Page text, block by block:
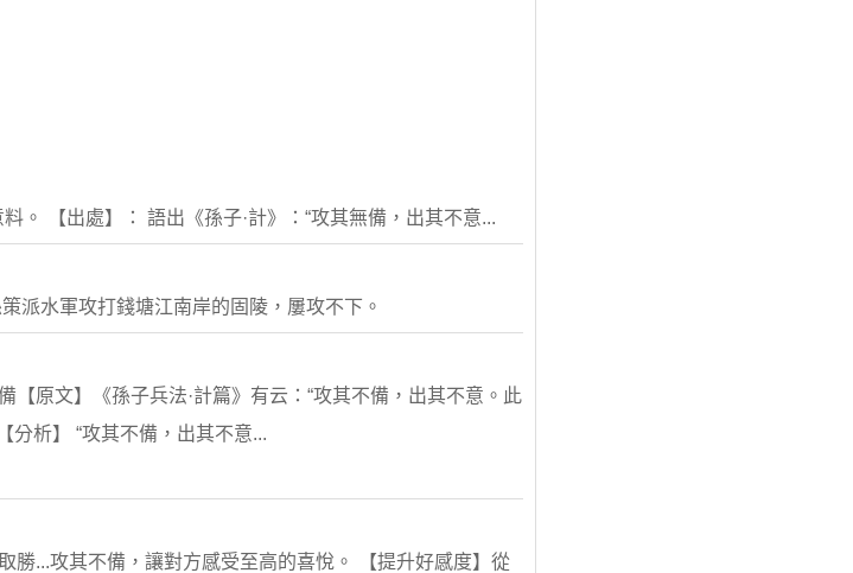
。 【出處】： 語出《孫子·計》：“攻其無備，出其不意...
派水軍攻打錢塘江南岸的固陵，屢攻不下。
原文】《孫子兵法·計篇》有云：“攻其不備，出其不意。此
分析】 “攻其不備，出其不意...
勝...攻其不備，讓對方感受至高的喜悅。 【提升好感度】從